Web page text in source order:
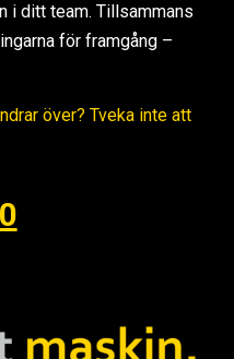
i ditt team. Tillsammans
för framgång –
över? Tveka inte att